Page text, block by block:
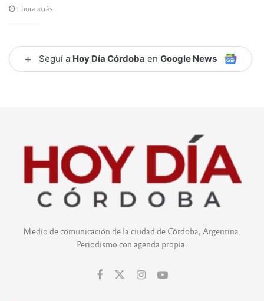
1 hora atrás
+ Seguí a Hoy Día Córdoba en Google News
Medio de comunicación de la ciudad de Córdoba, Argentina.
Periodismo con agenda propia.